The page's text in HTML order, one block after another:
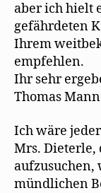
aber ich hielt
gefährdeten
Ihrem
empfehlen.
Ihr sehr
Thomas Mann
Ich wäre
Mrs. Dieterle,
mündlichen